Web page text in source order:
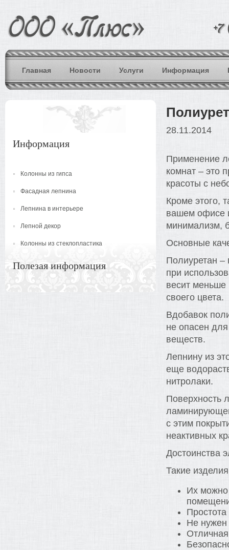
Главная Новости Услуги Информация
Информация
Колонны из гипса
Фасадная лепнина
Лепнина в интерьере
Лепной декор
Колонны из стеклопластика
Полезая информация
28.11.2014
Применение
комнат – это
красоты с
Кроме этого,
вашем офисе
минимализм,
Основные
Полиуретан –
при
весит меньше
своего цвета.
Вдобавок
не опасен
веществ.
Лепнину из
еще
нитролаки.
Поверхность
с этим
неактивных
Достоинства
Такие
Их можно
Простота
Не нужен